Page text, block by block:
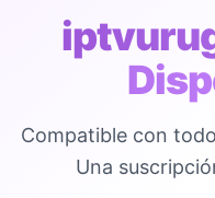
Compatible con
Una